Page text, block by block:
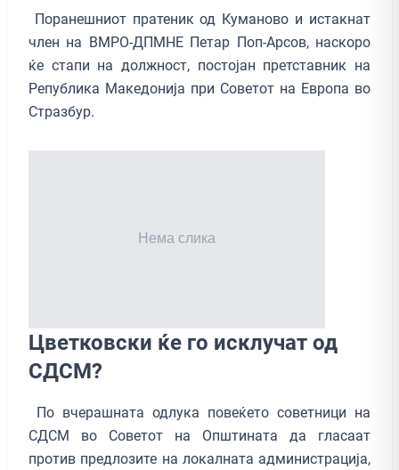
Поранешниот пратеник од Куманово и истакнат
член на ВМРО-ДПМНЕ Петар Поп-Арсов, наскоро
ќе стапи на должност, постојан претставник на
Република Македонија при Советот на Европа во
Стразбур.
Цветковски ќе го исклучат од
СДСМ?
По вчерашната одлука повеќето советници на
СДСМ во Советот на Општината да гласаат
против предлозите на локалната администрација,